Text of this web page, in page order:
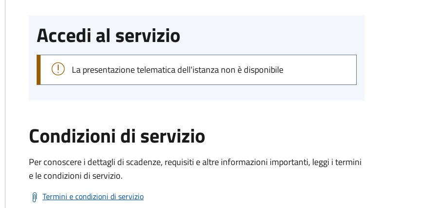
Accedi al servizio
La presentazione telematica dell'istanza non è disponibile
Condizioni di servizio
Per conoscere i dettagli di scadenze, requisiti e altre informazioni importanti, leggi i termini
e le condizioni di servizio.
Termini e condizioni di servizio